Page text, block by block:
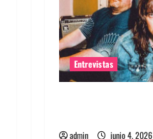
Entrevistas
admin junio 4, 2026